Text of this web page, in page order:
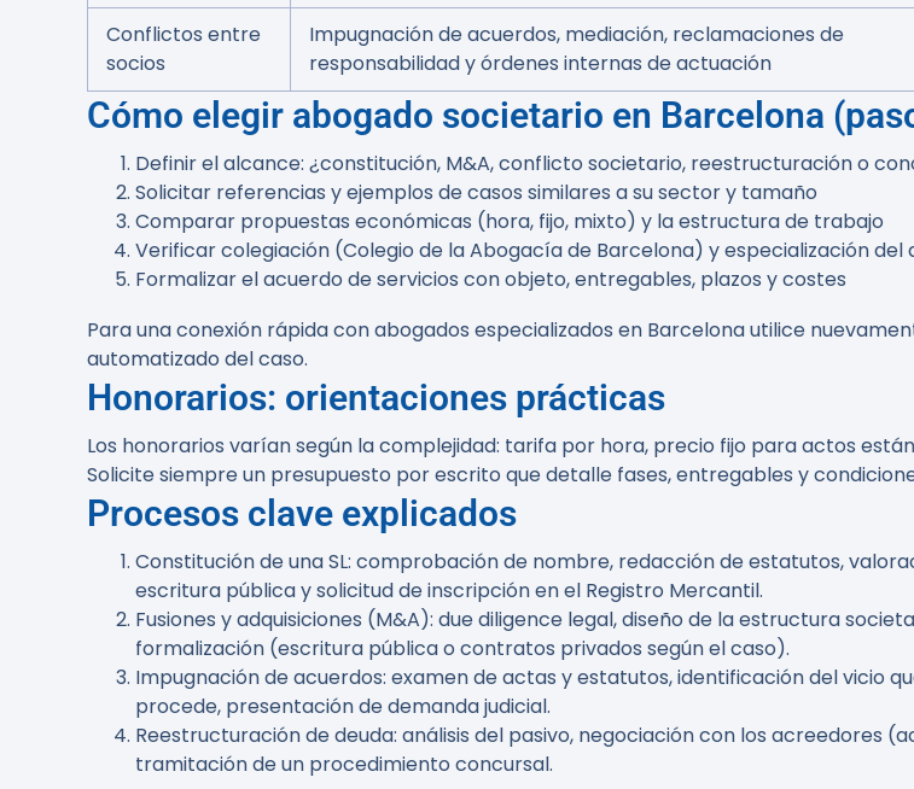
Conflictos entre
socios
Impugnación de acuerdos, mediación, reclamaciones de
responsabilidad y órdenes internas de actuación
Cómo elegir abogado societario en Barcelona
Definir el alcance: ¿constitución, M&A, conflicto societario, reestructuración o
Solicitar referencias y ejemplos de casos similares a su sector y tamaño
Comparar propuestas económicas (hora, fijo, mixto) y la estructura de trabajo
Verificar colegiación (Colegio de la Abogacía de Barcelona) y especialización del
Formalizar el acuerdo de servicios con objeto, entregables, plazos y costes
Para una conexión rápida con abogados especializados en Barcelona utilice
automatizado del caso.
Honorarios: orientaciones prácticas
Los honorarios varían según la complejidad: tarifa por hora, precio fijo para actos
Solicite siempre un presupuesto por escrito que detalle fases, entregables y
Procesos clave explicados
Constitución de una SL: comprobación de nombre, redacción de estatutos,
escritura pública y solicitud de inscripción en el Registro Mercantil.
Fusiones y adquisiciones (M&A): due diligence legal, diseño de la estructura
formalización (escritura pública o contratos privados según el caso).
Impugnación de acuerdos: examen de actas y estatutos, identificación del vicio
procede, presentación de demanda judicial.
Reestructuración de deuda: análisis del pasivo, negociación con los acreedores
tramitación de un procedimiento concursal.